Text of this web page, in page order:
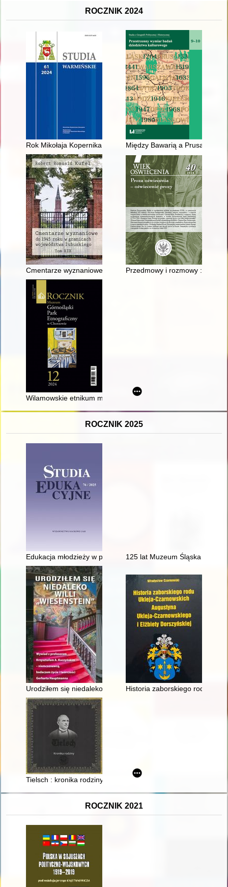
ROCZNIK 2024
Rok Mikołaja Kopernika w archidiecezji warmińskiej :
Między Bawarią a Prusami
Cmentarze wyznaniowe do 1945 roku w granicach
Przedmowy i rozmowy : rama
Wilamowskie etnikum ma (wreszcie) swój wygodny dom :
ROCZNIK 2025
Edukacja młodzieży w prasie społeczno-kulturalnej i
125 lat Muzeum Śląska
Urodziłem się niedaleko willi "Wiesenstein" : profesor
Historia zaborskiego rodu
Tielsch : kronika rodziny
ROCZNIK 2021